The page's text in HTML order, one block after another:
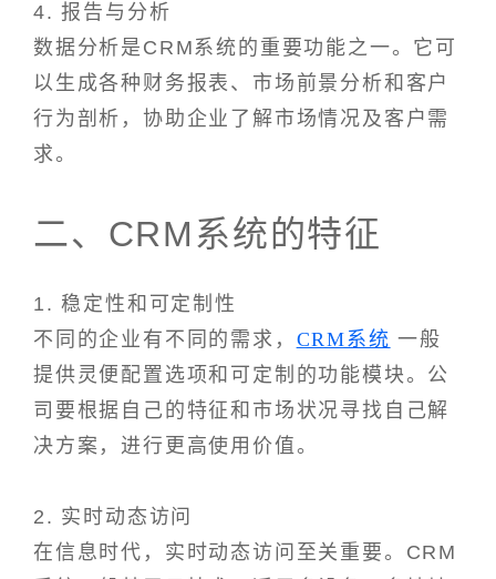
4. 报告与分析
数据分析是CRM系统的重要功能之一。它可
以生成各种财务报表、市场前景分析和客户
行为剖析，协助企业了解市场情况及客户需
求。
二、CRM系统的特征
1. 稳定性和可定制性
不同的企业有不同的需求， CRM系统 一般
提供灵便配置选项和可定制的功能模块。公
司要根据自己的特征和市场状况寻找自己解
决方案，进行更高使用价值。
2. 实时动态访问
在信息时代，实时动态访问至关重要。CRM